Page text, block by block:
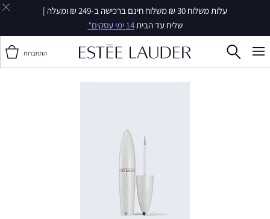
עלות משלוח 30 ₪ משלוח חינם ברכישה ב-249 ₪ ומעלה |
שליח עד הבית14 ימי עסקים*
התחברות